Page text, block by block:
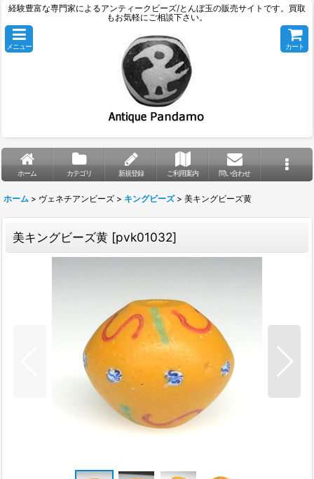
経験豊富な専門家によるアンティークビーズ/とんぼ玉の販売サイトです。買取
もお気軽にご相談下さい。
メニュー カート
ホーム カテゴリ 新規登録 ご利用案内 問い合わせ
ホーム > ヴェネチアンビーズ > キングビーズ > 美キングビーズ黄
美キングビーズ黄 [pvk01032]